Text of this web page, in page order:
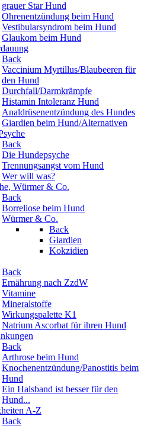
grauer Star Hund
Ohrenentzündung beim Hund
Vestibularsyndrom beim Hund
Glaukom beim Hund
Back
Vaccinium Myrtillus/Blaubeeren für
den Hund
Durchfall/Darmkrämpfe
Histamin Intoleranz Hund
Analdrüsenentzündung des Hundes
Giardien beim Hund/Alternativen
Back
Die Hundepsyche
Trennungsangst vom Hund
Wer will was?
Würmer & Co.
Back
Borreliose beim Hund
Würmer & Co.
Back
Giardien
Kokzidien
Back
Ernährung nach ZzdW
Vitamine
Mineralstoffe
Wirkungspalette K1
Natrium Ascorbat für ihren Hund
Back
Arthrose beim Hund
Knochenentzündung/Panostitis beim
Hund
Ein Halsband ist besser für den
Hund...
A-Z
Back